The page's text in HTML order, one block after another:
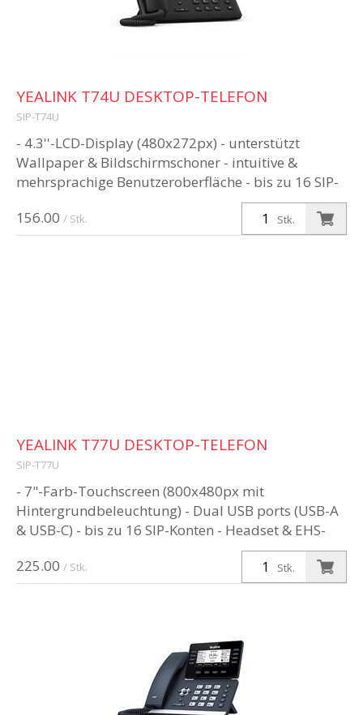
156.00 / Stk. Stk.
YEALINK T74U DESKTOP-TELEFON
SIP-T74U
- 4.3''-LCD-Display (480x272px) - unterstützt
Wallpaper & Bildschirmschoner - intuitive &
mehrsprachige Benutzeroberfläche - bis zu 16 SIP-
Konten - USB-Headset & EHS-Unte...
225.00 / Stk. Stk.
YEALINK T77U DESKTOP-TELEFON
SIP-T77U
- 7"-Farb-Touchscreen (800x480px mit
Hintergrundbeleuchtung) - Dual USB ports (USB-A
& USB-C) - bis zu 16 SIP-Konten - Headset & EHS-
Unterstützung - unterstützt farbige B...